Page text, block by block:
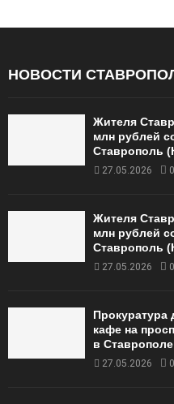
НОВОСТИ
Жителя
млн рублей
Ставрополь
27.05.2026 0
Жителя
млн рублей
Ставрополь
27.05.2026 0
Прокуратура
кафе на
в
27.05.2026 0